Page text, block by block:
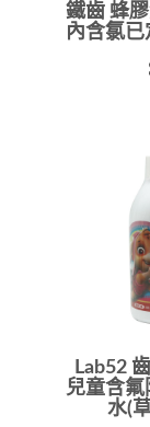
鐵齒 蜂
內含氯已
Lab52
兒童含氟
水(